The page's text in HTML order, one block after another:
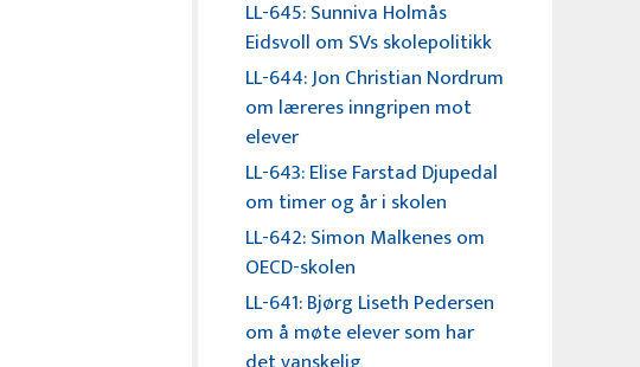
LL-645: Sunniva Holmås
Eidsvoll om SVs skolepolitikk
LL-644: Jon Christian Nordrum
om læreres inngripen mot
elever
LL-643: Elise Farstad Djupedal
om timer og år i skolen
LL-642: Simon Malkenes om
OECD-skolen
LL-641: Bjørg Liseth Pedersen
om å møte elever som har